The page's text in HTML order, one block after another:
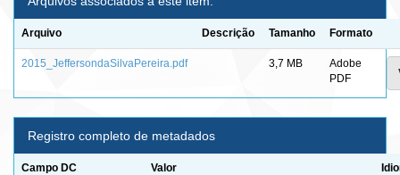
Arquivo Descrição Tamanho Formato
2015_JeffersondaSilvaPereira.pdf 3,7 MB
Adobe
PDF
Registro completo de metadados
Campo DC Valor